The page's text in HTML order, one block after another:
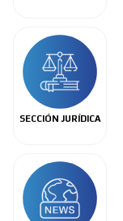
SECCIÓN JURÍDICA